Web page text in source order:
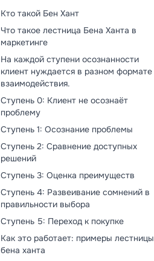
Кто такой Бен Хант
Что такое лестница Бена Ханта в
маркетинге
На каждой ступени осознанности
клиент нуждается в разном формате
взаимодействия.
Ступень 0: Клиент не осознаёт
проблему
Ступень 1: Осознание проблемы
Ступень 2: Сравнение доступных
решений
Ступень 3: Оценка преимуществ
Ступень 4: Развеивание сомнений в
правильности выбора
Ступень 5: Переход к покупке
Как это работает: примеры лестницы
бена ханта